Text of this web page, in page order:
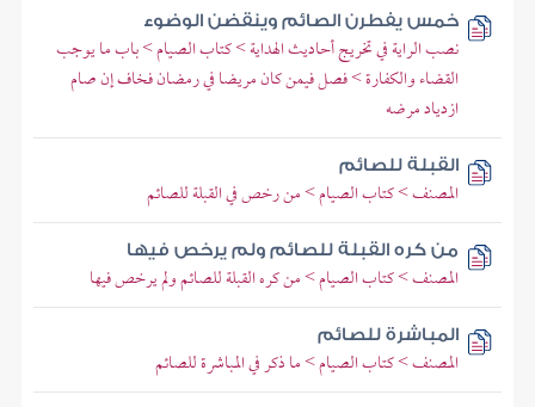
خمس يفطرن الصائم وينقضن الوضوء
نصب الراية في تخريج أحاديث الهداية > كتاب الصيام > باب ما يوجب
القضاء والكفارة > فصل فيمن كان مريضا في رمضان فخاف إن صام
ازدياد مرضه
القبلة للصائم
المصنف > كتاب الصيام > من رخص في القبلة للصائم
من كره القبلة للصائم ولم يرخص فيها
المصنف > كتاب الصيام > من كره القبلة للصائم ولم يرخص فيها
المباشرة للصائم
المصنف > كتاب الصيام > ما ذكر في المباشرة للصائم